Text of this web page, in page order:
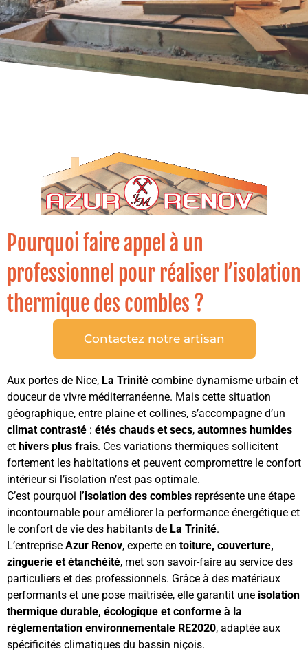
Pourquoi faire appel à un
professionnel pour réaliser l’isolation
thermique des combles ?
Contactez notre artisan
Aux portes de Nice, La Trinité combine dynamisme urbain et
douceur de vivre méditerranéenne. Mais cette situation
géographique, entre plaine et collines, s’accompagne d’un
climat contrasté : étés chauds et secs, automnes humides
et hivers plus frais. Ces variations thermiques sollicitent
fortement les habitations et peuvent compromettre le confort
intérieur si l’isolation n’est pas optimale.
C’est pourquoi l’isolation des combles représente une étape
incontournable pour améliorer la performance énergétique et
le confort de vie des habitants de La Trinité.
L’entreprise Azur Renov, experte en toiture, couverture,
zinguerie et étanchéité, met son savoir-faire au service des
particuliers et des professionnels. Grâce à des matériaux
performants et une pose maîtrisée, elle garantit une isolation
thermique durable, écologique et conforme à la
réglementation environnementale RE2020, adaptée aux
spécificités climatiques du bassin niçois.